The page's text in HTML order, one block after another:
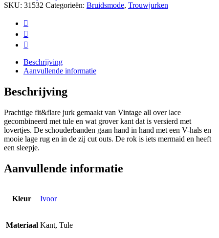
SKU: 31532 Categorieën: Bruidsmode, Trouwjurken
Beschrijving
Aanvullende informatie
Beschrijving
Prachtige fit&flare jurk gemaakt van Vintage all over lace
gecombineerd met tule en wat grover kant dat is versierd met
lovertjes. De schouderbanden gaan hand in hand met een V-hals en
mooie lage rug en in de zij cut outs. De rok is iets mermaid en heeft
een sleepje.
Aanvullende informatie
Kleur Ivoor
Materiaal Kant, Tule